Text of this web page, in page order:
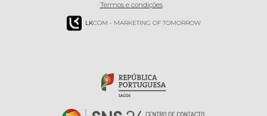
Termos e condições
LKCOM - MARKETING OF TOMORROW